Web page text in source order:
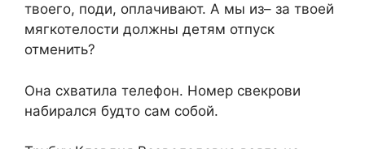
твоего, поди, оплачивают. А мы из– за твоей
мягкотелости должны детям отпуск
отменить?
Она схватила телефон. Номер свекрови
набирался будто сам собой.